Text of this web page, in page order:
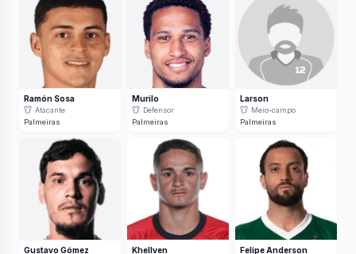
Ramón Sosa
Atacante
Palmeiras
Murilo
Defensor
Palmeiras
Larson
Meio-campo
Palmeiras
Gustavo Gómez Khellven Felipe Anderson